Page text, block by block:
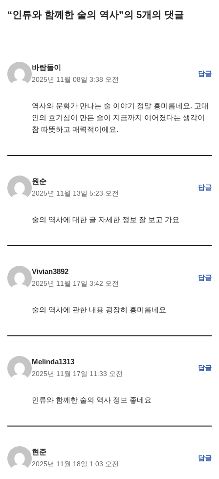
“인류와 함께한 술의 역사”의 5개의 댓글
바람돌이
2025년 11월 08일 3:38 오전
답글
역사와 문화가 만나는 술 이야기 정말 흥미롭네요. 고대
인의 호기심이 만든 술이 지금까지 이어졌다는 생각이
참 따뜻하고 매력적이에요.
원순
2025년 11월 13일 5:23 오전
답글
술의 역사에 대한 글 자세한 정보 잘 보고 가요
Vivian3892
2025년 11월 17일 3:42 오전
답글
술의 역사에 관한 내용 굉장히 흥미롭네요
Melinda1313
2025년 11월 17일 11:33 오전
답글
인류와 함께한 술의 역사 정보 좋네요
현준
2025년 11월 18일 1:03 오전
답글